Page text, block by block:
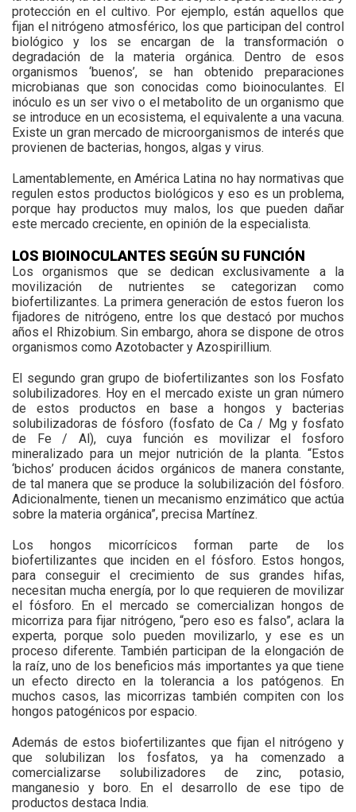
protección en el cultivo. Por ejemplo, están aquellos que
fijan el nitrógeno atmosférico, los que participan del control
biológico y los se encargan de la transformación o
degradación de la materia orgánica. Dentro de esos
organismos ‘buenos’, se han obtenido preparaciones
microbianas que son conocidas como bioinoculantes. El
inóculo es un ser vivo o el metabolito de un organismo que
se introduce en un ecosistema, el equivalente a una vacuna.
Existe un gran mercado de microorganismos de interés que
provienen de bacterias, hongos, algas y virus.
Lamentablemente, en América Latina no hay normativas que
regulen estos productos biológicos y eso es un problema,
porque hay productos muy malos, los que pueden dañar
este mercado creciente, en opinión de la especialista.
LOS BIOINOCULANTES SEGÚN SU FUNCIÓN
Los organismos que se dedican exclusivamente a la
movilización de nutrientes se categorizan como
biofertilizantes. La primera generación de estos fueron los
fijadores de nitrógeno, entre los que destacó por muchos
años el Rhizobium. Sin embargo, ahora se dispone de otros
organismos como Azotobacter y Azospirillium.
El segundo gran grupo de biofertilizantes son los Fosfato
solubilizadores. Hoy en el mercado existe un gran número
de estos productos en base a hongos y bacterias
solubilizadoras de fósforo (fosfato de Ca / Mg y fosfato
de Fe / Al), cuya función es movilizar el fosforo
mineralizado para un mejor nutrición de la planta. “Estos
‘bichos’ producen ácidos orgánicos de manera constante,
de tal manera que se produce la solubilización del fósforo.
Adicionalmente, tienen un mecanismo enzimático que actúa
sobre la materia orgánica”, precisa Martínez.
Los hongos micorrícicos forman parte de los
biofertilizantes que inciden en el fósforo. Estos hongos,
para conseguir el crecimiento de sus grandes hifas,
necesitan mucha energía, por lo que requieren de movilizar
el fósforo. En el mercado se comercializan hongos de
micorriza para fijar nitrógeno, “pero eso es falso”, aclara la
experta, porque solo pueden movilizarlo, y ese es un
proceso diferente. También participan de la elongación de
la raíz, uno de los beneficios más importantes ya que tiene
un efecto directo en la tolerancia a los patógenos. En
muchos casos, las micorrizas también compiten con los
hongos patogénicos por espacio.
Además de estos biofertilizantes que fijan el nitrógeno y
que solubilizan los fosfatos, ya ha comenzado a
comercializarse solubilizadores de zinc, potasio,
manganesio y boro. En el desarrollo de ese tipo de
productos destaca India.